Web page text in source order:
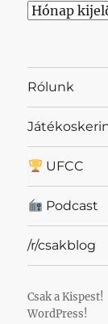
Archívum
Rólunk
UFCC
Podcast
/r/csakblog
Csak a Kispest!
WordPress!